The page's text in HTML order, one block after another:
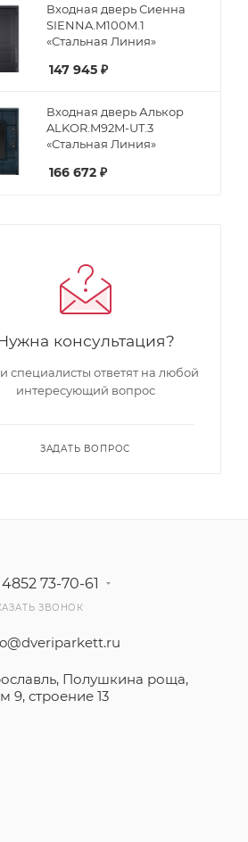
Входная дверь Сиенна
SIENNA.M100M.1
«Стальная Линия»
147 945 ₽
Входная дверь Алькор
ALKOR.M92M-UT.3
«Стальная Линия»
166 672 ₽
консультация?
специалисты ответят на любой
интересующий вопрос
ЗАДАТЬ ВОПРОС
4852 73-70-61
ЗВОНОК
Полушкина роща,
9, строение 13